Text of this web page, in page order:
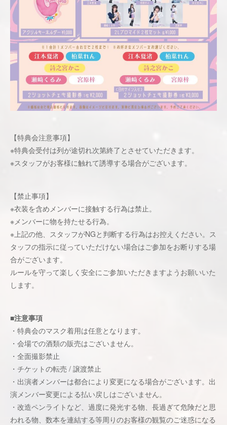
【特典会注意事項】
※特典会受付は列が途切れ次第終了とさせていただきます。
※スタッフがお客様に触れて誘導する場合がございます。
【禁止事項】
※衣装を含めメンバーに接触する行為は禁止。
※メンバーに物を持たせる行為。
※上記の他、スタッフがNGと判断する行為はお控えください。ス
タッフの指示に従っていただけない場合はご参加をお断りする場
合がございます。
ルールを守って楽しく安全にご参加いただきますようお願いいた
します。
■注意事項
・特典会のマスク着用は任意となります。
・会場での酒類の販売はございません。
・全面撮影禁止
・チケットの転売 / 譲渡禁止
・出演者メンバーは都合により変更になる場合がございます。出
演メンバー変更による払い戻しはございません。
・改造ペンライトなど、過度に発光する物、長過ぎて危険だと思
われる物、数本を連結する等周りのお客様の観覧のご迷惑になる